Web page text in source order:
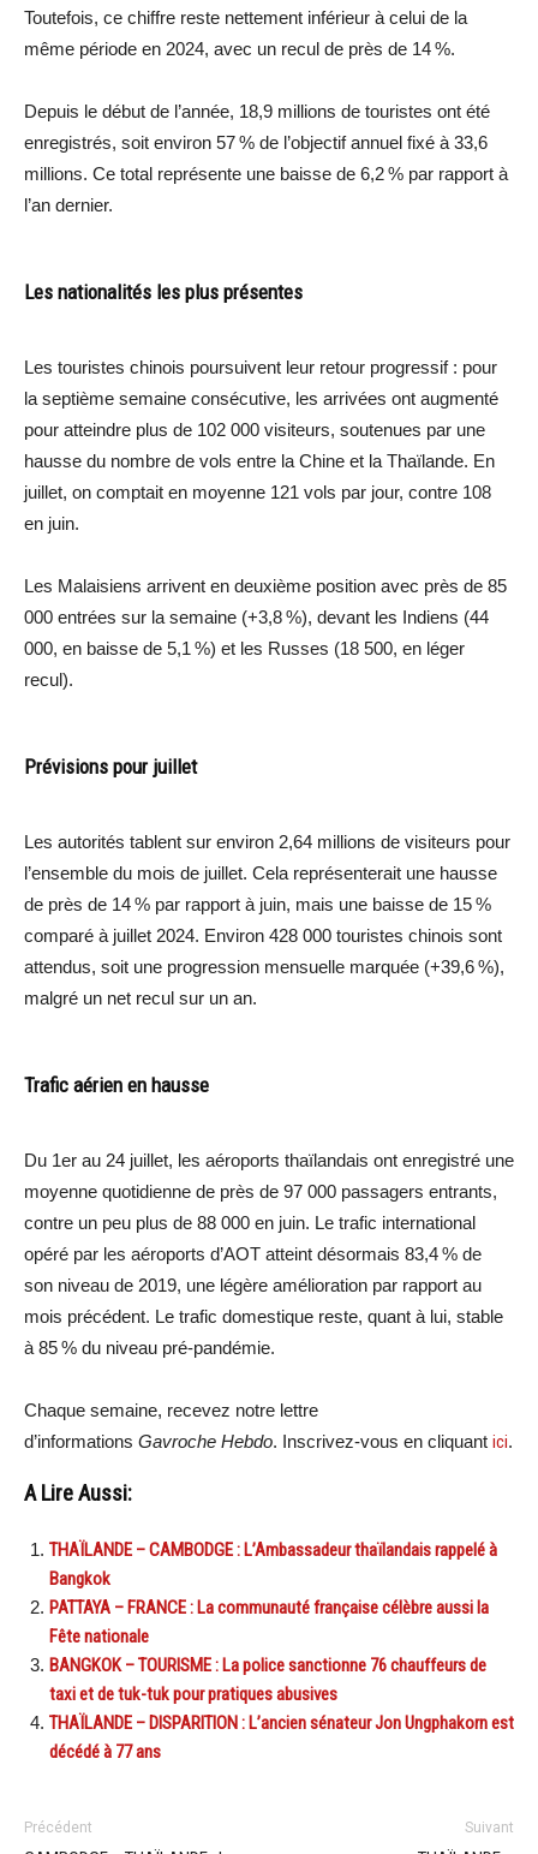
Toutefois, ce chiffre reste nettement inférieur à celui de la
même période en 2024, avec un recul de près de 14 %.
Depuis le début de l’année, 18,9 millions de touristes ont été
enregistrés, soit environ 57 % de l’objectif annuel fixé à 33,6
millions. Ce total représente une baisse de 6,2 % par rapport à
l’an dernier.
Les nationalités les plus présentes
Les touristes chinois poursuivent leur retour progressif : pour
la septième semaine consécutive, les arrivées ont augmenté
pour atteindre plus de 102 000 visiteurs, soutenues par une
hausse du nombre de vols entre la Chine et la Thaïlande. En
juillet, on comptait en moyenne 121 vols par jour, contre 108
en juin.
Les Malaisiens arrivent en deuxième position avec près de 85
000 entrées sur la semaine (+3,8 %), devant les Indiens (44
000, en baisse de 5,1 %) et les Russes (18 500, en léger
recul).
Prévisions pour juillet
Les autorités tablent sur environ 2,64 millions de visiteurs pour
l’ensemble du mois de juillet. Cela représenterait une hausse
de près de 14 % par rapport à juin, mais une baisse de 15 %
comparé à juillet 2024. Environ 428 000 touristes chinois sont
attendus, soit une progression mensuelle marquée (+39,6 %),
malgré un net recul sur un an.
Trafic aérien en hausse
Du 1er au 24 juillet, les aéroports thaïlandais ont enregistré une
moyenne quotidienne de près de 97 000 passagers entrants,
contre un peu plus de 88 000 en juin. Le trafic international
opéré par les aéroports d’AOT atteint désormais 83,4 % de
son niveau de 2019, une légère amélioration par rapport au
mois précédent. Le trafic domestique reste, quant à lui, stable
à 85 % du niveau pré-pandémie.
Chaque semaine, recevez notre lettre
d’informations Gavroche Hebdo. Inscrivez-vous en cliquant ici.
A Lire Aussi:
THAÏLANDE – CAMBODGE : L’Ambassadeur thaïlandais rappelé à
Bangkok
PATTAYA – FRANCE : La communauté française célèbre aussi la
Fête nationale
BANGKOK – TOURISME : La police sanctionne 76 chauffeurs de
taxi et de tuk-tuk pour pratiques abusives
THAÏLANDE – DISPARITION : L’ancien sénateur Jon Ungphakorn est
décédé à 77 ans
Précédent Suivant